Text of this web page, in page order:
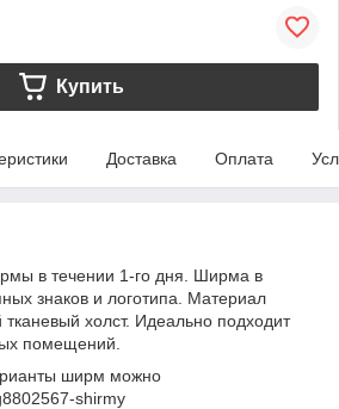
Купить
Доставка Оплата
в течении 1-го дня. Ширма в
знаков и логотипа. Материал
холст. Идеально подходит
помещений.
ширм можно
shirmy